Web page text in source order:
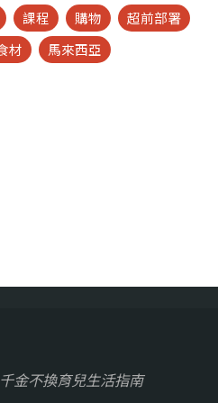
課程 購物
超前部署
材 馬來西亞
金不換育兒生活指南